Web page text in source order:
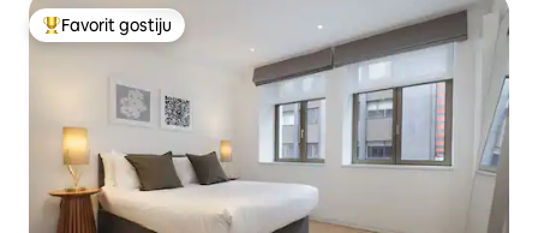
Glavni favorit gostiju
Favorit gostiju